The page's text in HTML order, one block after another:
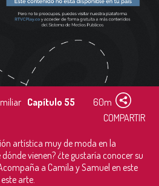
Capítulo 55
60m
COMPARTIR
artística muy de moda en la
vienen? ¿te gustaría conocer su
a Camila y Samuel en este
arte.